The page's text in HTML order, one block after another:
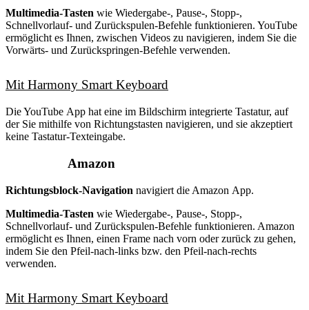
Multimedia-Tasten wie Wiedergabe-, Pause-, Stopp-,
Schnellvorlauf- und Zurückspulen-Befehle funktionieren. YouTube
ermöglicht es Ihnen, zwischen Videos zu navigieren, indem Sie die
Vorwärts- und Zurückspringen-Befehle verwenden.
Mit Harmony Smart Keyboard
Die YouTube App hat eine im Bildschirm integrierte Tastatur, auf
der Sie mithilfe von Richtungstasten navigieren, und sie akzeptiert
keine Tastatur-Texteingabe.
Amazon
Richtungsblock-Navigation navigiert die Amazon App.
Multimedia-Tasten wie Wiedergabe-, Pause-, Stopp-,
Schnellvorlauf- und Zurückspulen-Befehle funktionieren. Amazon
ermöglicht es Ihnen, einen Frame nach vorn oder zurück zu gehen,
indem Sie den Pfeil-nach-links bzw. den Pfeil-nach-rechts
verwenden.
Mit Harmony Smart Keyboard